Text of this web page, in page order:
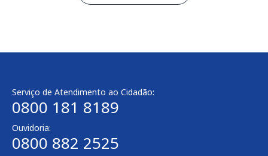
Serviço de Atendimento ao Cidadão:
0800 181 8189
Ouvidoria:
0800 882 2525